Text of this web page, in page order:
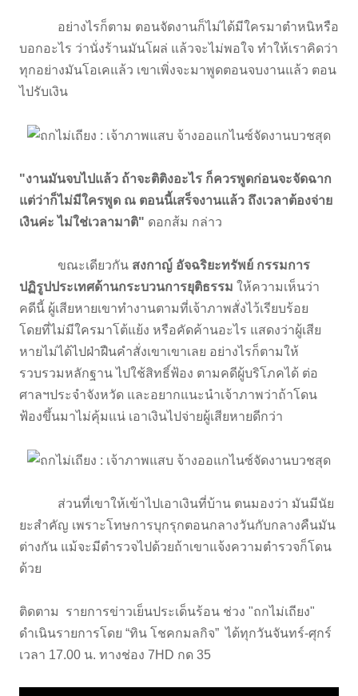
อย่างไรก็ตาม ตอนจัดงานก็ไม่ได้มีใครมาตำหนิหรือ
บอกอะไร ว่านั่งร้านมันโผล่ แล้วจะไม่พอใจ ทำให้เราคิดว่า
ทุกอย่างมันโอเคแล้ว เขาเพิ่งจะมาพูดตอนจบงานแล้ว ตอน
ไปรับเงิน
"งานมันจบไปแล้ว ถ้าจะติติงอะไร ก็ควรพูดก่อนจะจัดฉาก
แต่ว่าก็ไม่มีใครพูด ณ ตอนนี้เสร็จงานแล้ว ถึงเวลาต้องจ่าย
เงินค่ะ ไม่ใช่เวลามาติ" ดอกส้ม กล่าว
ขณะเดียวกัน สงกาญ์ อัจฉริยะทรัพย์ กรรมการ
ปฏิรูปประเทศด้านกระบวนการยุติธรรม ให้ความเห็นว่า
คดีนี้ ผู้เสียหายเขาทำงานตามที่เจ้าภาพสั่งไว้เรียบร้อย
โดยที่ไม่มีใครมาโต้แย้ง หรือคัดค้านอะไร แสดงว่าผู้เสีย
หายไม่ได้ไปฝ่าฝืนคำสั่งเขาเขาเลย อย่างไรก็ตามให้
รวบรวมหลักฐาน ไปใช้สิทธิ์ฟ้อง ตามคดีผู้บริโภคได้ ต่อ
ศาลฯประจำจังหวัด และอยากแนะนำเจ้าภาพว่าถ้าโดน
ฟ้องขึ้นมาไม่คุ้มแน่ เอาเงินไปจ่ายผู้เสียหายดีกว่า
ส่วนที่เขาให้เข้าไปเอาเงินที่บ้าน ตนมองว่า มันมีนัย
ยะสำคัญ เพราะโทษการบุกรุกตอนกลางวันกับกลางคืนมัน
ต่างกัน แม้จะมีตำรวจไปด้วยถ้าเขาแจ้งความตำรวจก็โดน
ด้วย
ติดตาม รายการข่าวเย็นประเด็นร้อน ช่วง "ถกไม่เถียง"
ดำเนินรายการโดย “ทิน โชคกมลกิจ” ได้ทุกวันจันทร์-ศุกร์
เวลา 17.00 น. ทางช่อง 7HD กด 35